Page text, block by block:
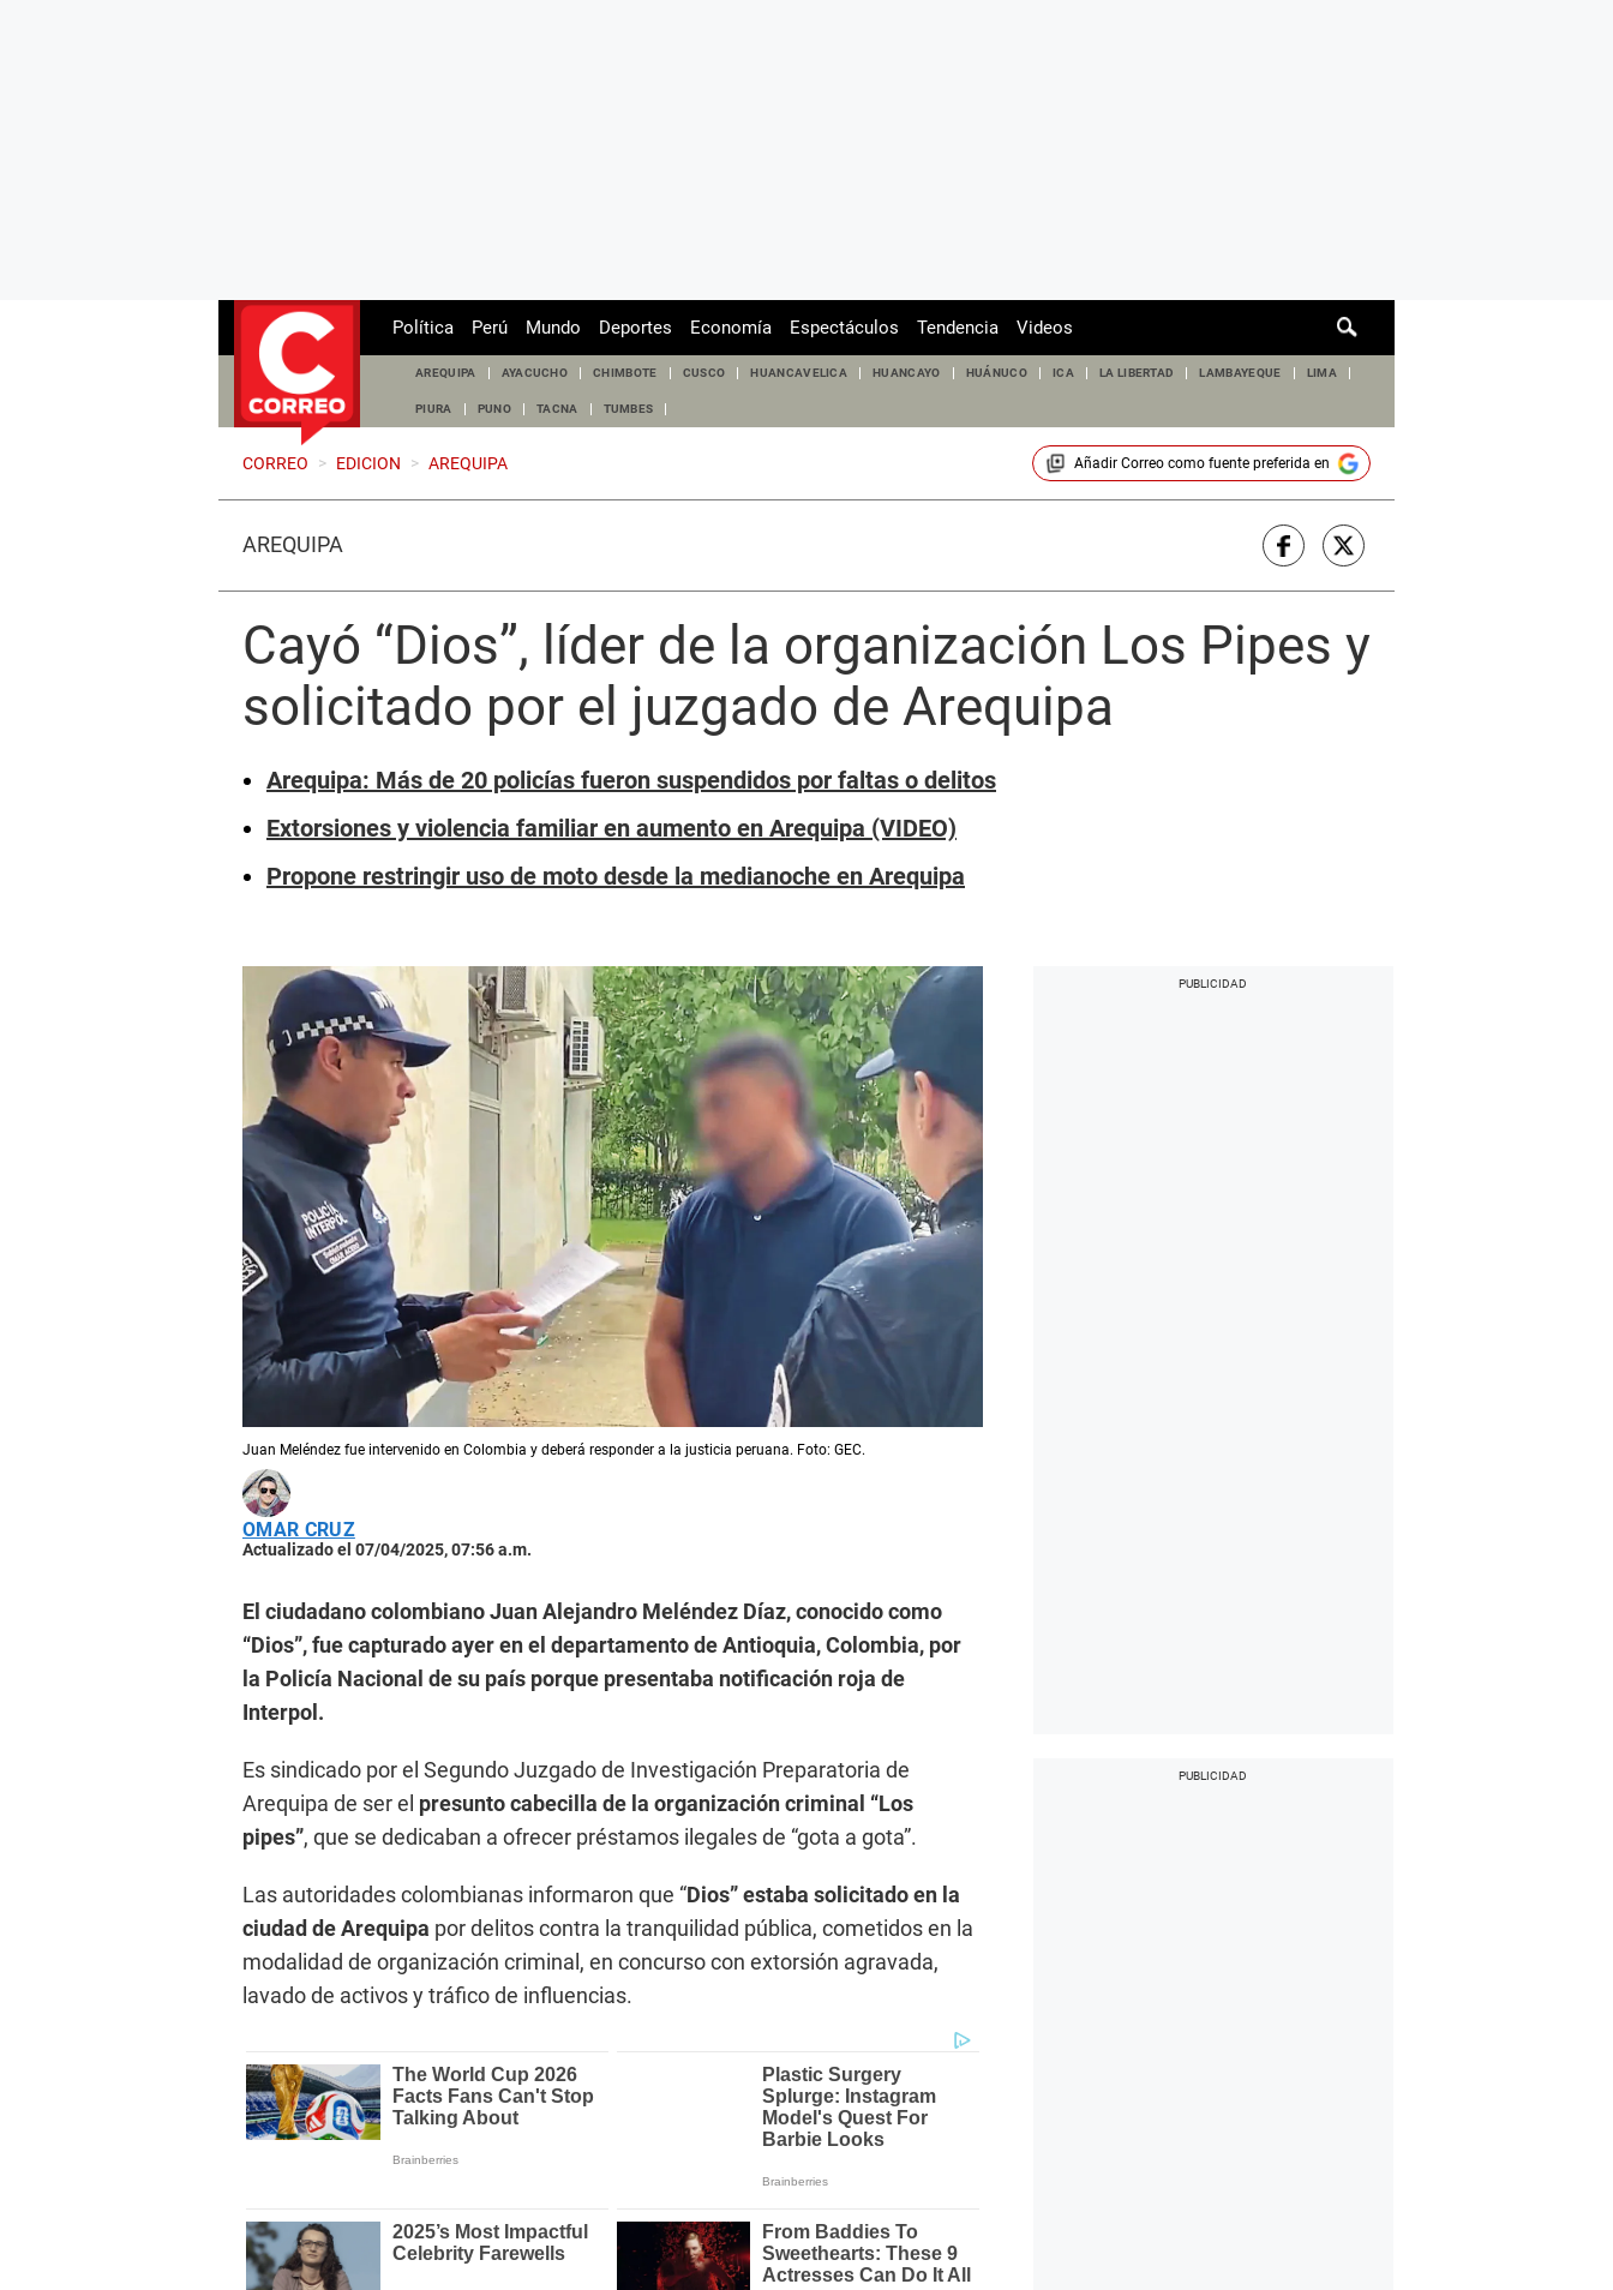
de
Política Perú Mundo Deportes Economía Espectáculos Tendencia Videos
AREQUIPA AYACUCHO CHIMBOTE CUSCO HUANCAVELICA HUANCAYO HUÁNUCO ICA LA LIBERTAD LAMBAYEQUE LIMA
PIURA PUNO TACNA TUMBES
CORREO > EDICION > AREQUIPA Añadir Correocomo fuente preferida en
AREQUIPA
Cayó “Dios”, líder de la organización Los Pipes y
solicitado por el juzgado de Arequipa
Arequipa: Más de 20 policías fueron suspendidos por faltas o delitos
Extorsiones y violencia familiar en aumento en Arequipa (VIDEO)
Propone restringir uso de moto desde la medianoche en Arequipa
Juan Meléndez fue intervenido en Colombia y deberá responder a la justicia peruana. Foto: GEC.
OMAR CRUZ
Actualizado el 07/04/2025, 07:56 a.m.
El ciudadano colombiano Juan Alejandro Meléndez Díaz, conocido como
“Dios”, fue capturado ayer en el departamento de Antioquia, Colombia, por
la Policía Nacional de su país porque presentaba notificación roja de
Interpol.
Es sindicado por el Segundo Juzgado de Investigación Preparatoria de
Arequipa de ser el presunto cabecilla de la organización criminal “Los
pipes”, que se dedicaban a ofrecer préstamos ilegales de “gota a gota”.
Las autoridades colombianas informaron que “Dios” estaba solicitado en la
ciudad de Arequipa por delitos contra la tranquilidad pública, cometidos en la
modalidad de organización criminal, en concurso con extorsión agravada,
lavado de activos y tráfico de influencias.